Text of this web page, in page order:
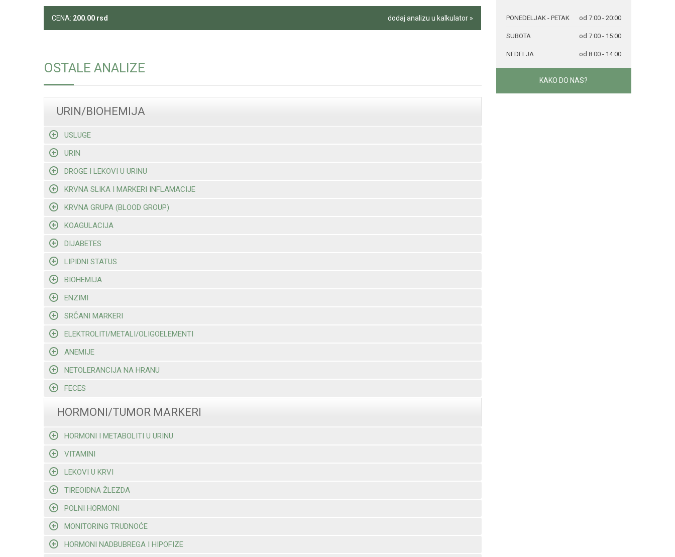
CENA: 200.00 rsd dodaj analizu u kalkulator »
OSTALE ANALIZE
URIN/BIOHEMIJA
USLUGE
URIN
DROGE I LEKOVI U URINU
KRVNA SLIKA I MARKERI INFLAMACIJE
KRVNA GRUPA (BLOOD GROUP)
KOAGULACIJA
DIJABETES
LIPIDNI STATUS
BIOHEMIJA
ENZIMI
SRČANI MARKERI
ELEKTROLITI/METALI/OLIGOELEMENTI
ANEMIJE
NETOLERANCIJA NA HRANU
FECES
HORMONI/TUMOR MARKERI
HORMONI I METABOLITI U URINU
VITAMINI
LEKOVI U KRVI
TIREOIDNA ŽLEZDA
POLNI HORMONI
MONITORING TRUDNOĆE
HORMONI NADBUBREGA I HIPOFIZE
PONEDELJAK - PETAK od 7:00 - 20:00
SUBOTA od 7:00 - 15:00
NEDELJA od 8:00 - 14:00
KAKO DO NAS?